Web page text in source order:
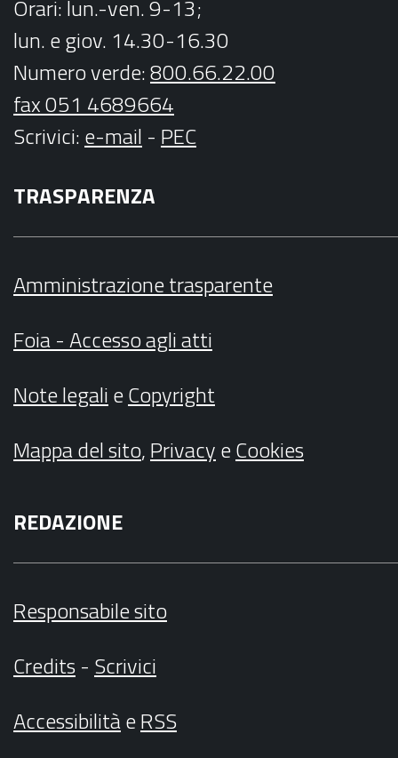
Orari: lun.-ven. 9-13;
lun. e giov. 14.30-16.30
Numero verde:800.66.22.00
fax 051 4689664
Scrivici:e-mail - PEC
TRASPARENZA
Amministrazione trasparente
Foia - Accesso agli atti
Note legalieCopyright
Mappa del sito,PrivacyeCookies
REDAZIONE
Responsabile sito
Credits- Scrivici
AccessibilitàeRSS